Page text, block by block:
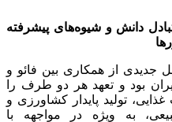
دانش و شیوه‌های پیشرفته
جدیدی از همکاری بین فائو و
بود و تعهد هر دو طرف را
تولید پایدار کشاورزی و
به ویژه در مواجهه با